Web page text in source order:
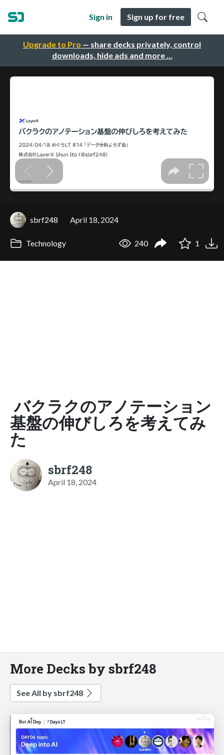
Upgrade to Pro — share decks privately, control
downloads, hide ads and more …
Sign in Sign up for free
sbrf248 April 18, 2024
Technology 240 1
バクラクのアノテーション
基盤の伸びしろを考えてみ
た
sbrf248
April 18, 2024
More Decks by sbrf248
See All by sbrf248